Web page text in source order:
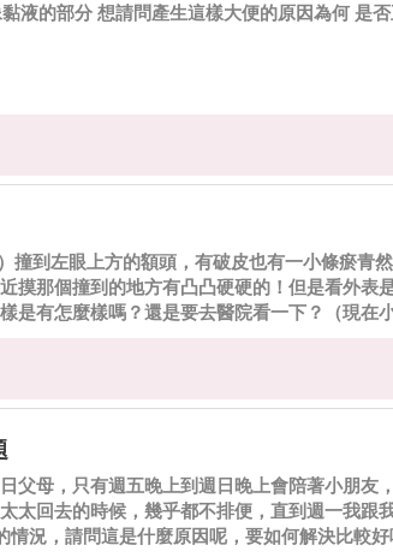
液的部分 想請問產生這樣大便的原因為何 是
撞到左眼上方的額頭，有破皮也有一小條瘀青
摸那個撞到的地方有凸凸硬硬的！但是看外表
是有怎麼樣嗎？還是要去醫院看一下？（現在
父母，只有週五晚上到週日晚上會陪著小朋友
太回去的時候，幾乎都不排便，直到週一我跟
情況，請問這是什麼原因呢，要如何解決比較好